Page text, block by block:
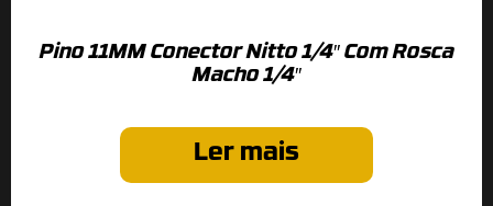
Pino 11MM Conector Nitto 1/4″ Com Rosca
Macho 1/4″
Ler mais